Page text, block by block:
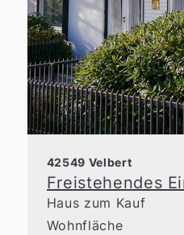
42549 Velbert
Haus zum Kauf
Wohnfläche